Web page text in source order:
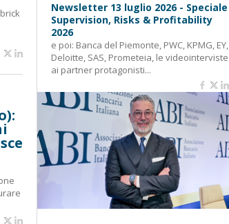
Newsletter 13 luglio 2026 - Speciale
Supervision, Risks & Profitability
2026
e poi: Banca del Piemonte, PWC, KPMG, EY,
Deloitte, SAS, Prometeia, le videointerviste
ai partner protagonisti...